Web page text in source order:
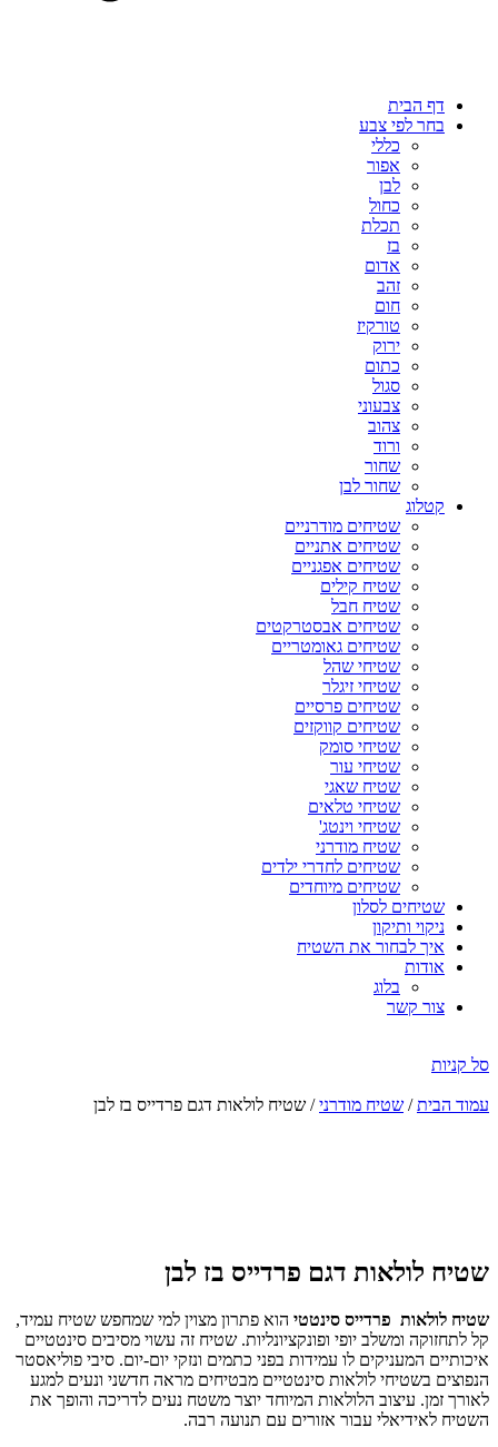
דף הבית
בחר לפי צבע
כללי
אפור
לבן
כחול
תכלת
בז
אדום
זהב
חום
טורקיז
ירוק
כתום
סגול
צבעוני
צהוב
ורוד
שחור
שחור לבן
קטלוג
שטיחים מודרניים
שטיחים אתניים
שטיחים אפגניים
שטיח קילים
שטיח חבל
שטיחים אבסטרקטים
שטיחים גאומטריים
שטיחי שהל
שטיחי זיגלר
שטיחים פרסיים
שטיחים קווקזים
שטיחי סומק
שטיחי עור
שטיח שאגי
שטיחי טלאים
שטיחי וינטג'
שטיח מודרני
שטיחים לחדרי ילדים
שטיחים מיוחדים
שטיחים לסלון
ניקוי ותיקון
איך לבחור את השטיח
אודות
בלוג
צור קשר
סל קניות
עמוד הבית/ שטיח מודרני/ שטיח לולאות דגם פרדייס בז לבן
הנחה
שטיח לולאות דגם פרדייס בז לבן
שטיח לולאות פרדייס סינטטי הוא פתרון מצוין למי שמחפש שטיח עמיד,
קל לתחזוקה ומשלב יופי ופונקציונליות. שטיח זה עשוי מסיבים סינטטיים
איכותיים המעניקים לו עמידות בפני כתמים ונזקי יום-יום. סיבי פוליאסטר
הנפוצים בשטיחי לולאות סינטטיים מבטיחים מראה חדשני ונעים למגע
לאורך זמן. עיצוב הלולאות המיוחד יוצר משטח נעים לדריכה והופך את
השטיח לאידיאלי עבור אזורים עם תנועה רבה.